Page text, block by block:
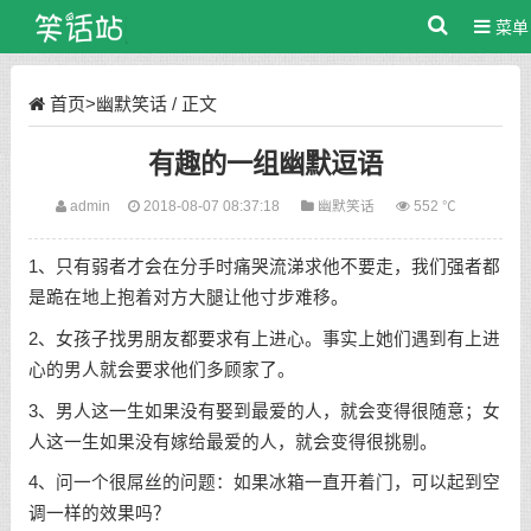
菜单
首页>幽默笑话/ 正文
有趣的一组幽默逗语
admin 2018-08-07 08:37:18 幽默笑话 552 ℃
1、只有弱者才会在分手时痛哭流涕求他不要走，我们强者都
是跪在地上抱着对方大腿让他寸步难移。
2、女孩子找男朋友都要求有上进心。事实上她们遇到有上进
心的男人就会要求他们多顾家了。
3、男人这一生如果没有娶到最爱的人，就会变得很随意；女
人这一生如果没有嫁给最爱的人，就会变得很挑剔。
4、问一个很屌丝的问题：如果冰箱一直开着门，可以起到空
调一样的效果吗？